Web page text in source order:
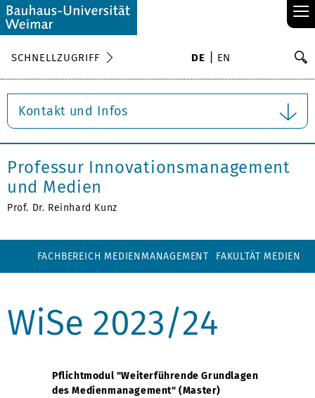
≡
SCHNELLZUGRIFF DE EN
Kontakt und Infos
Professur Innovationsmanagement
und Medien
Prof. Dr. Reinhard Kunz
FACHBEREICH MEDIENMANAGEMENT FAKULTÄT MEDIEN
WiSe 2023/24
Pflichtmodul "Weiterführende Grundlagen
des Medienmanagement" (Master)